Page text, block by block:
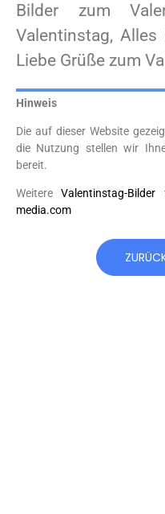
Bilder zum
Valentinstag, Alles
Liebe Grüße zum
Hinweis
Die auf dieser Website
die Nutzung stellen wir
bereit.
Weitere Valentinstag-Bilder
media.com